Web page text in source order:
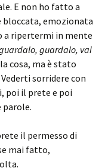
E non ho fatto a
bloccata, emozionata
a ripertermi in mente
guardalo, vai
cosa, ma è stato
sorridere con
poi il prete e poi
parole.
il permesso di
mai fatto,